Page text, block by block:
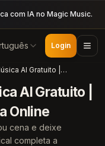
com IA no Magic Music.
Login
Fadr AI: Gerador de Música AI Gratuito | Texto para Música Online
AI Gratuito |
Online
cena e deixe
completa a